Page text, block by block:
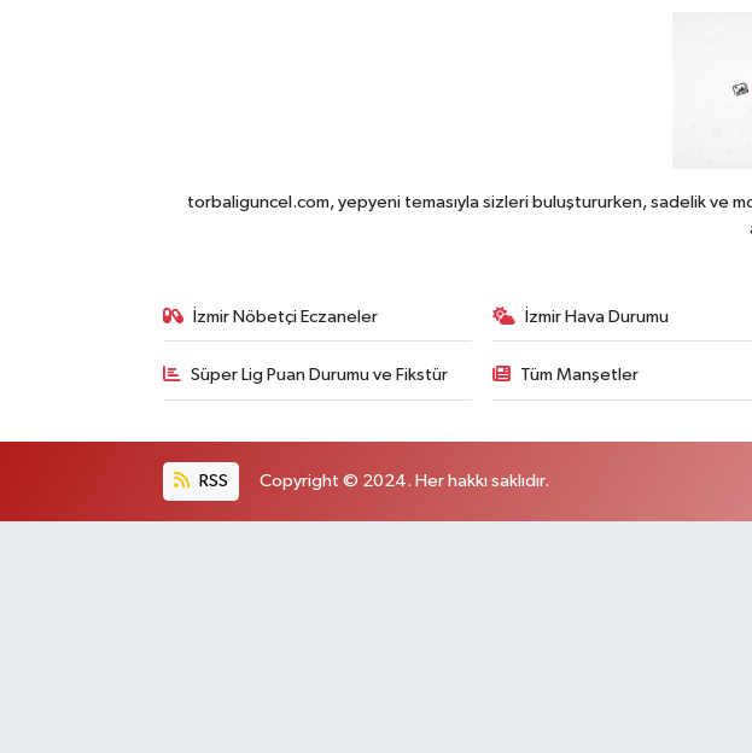
torbaliguncel.com, yepyeni temasıyla sizleri buluştururken, sadelik ve
İzmir Nöbetçi Eczaneler İzmir Hava Durumu
Süper Lig Puan Durumu ve Fikstür Tüm Manşetler
RSS Copyright © 2024. Her hakkı saklıdır.